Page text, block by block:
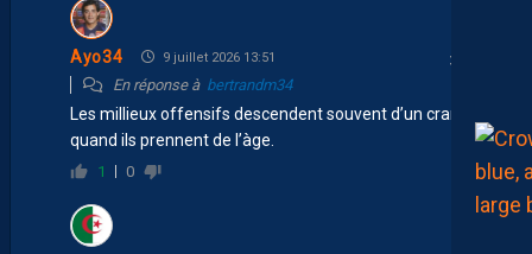
Ayo34 9 juillet 2026 13:51
En réponse à bertrandm34
Les millieux offensifs descendent souvent d’un cran
quand ils prennent de l’àge.
1 0